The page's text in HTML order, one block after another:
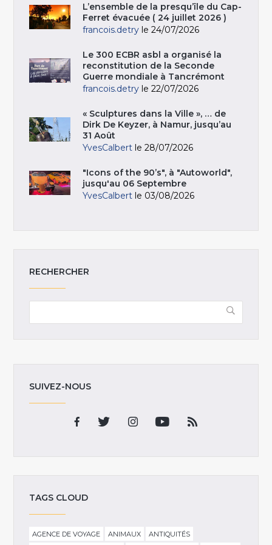
L’ensemble de la presqu’île du Cap-
Ferret évacuée ( 24 juillet 2026 )
francois.detry le 24/07/2026
Le 300 ECBR asbl a organisé la
reconstitution de la Seconde
Guerre mondiale à Tancrémont
francois.detry le 22/07/2026
« Sculptures dans la Ville », … de
Dirk De Keyzer, à Namur, jusqu’au
31 Août
YvesCalbert le 28/07/2026
"Icons of the 90’s", à "Autoworld",
jusqu'au 06 Septembre
YvesCalbert le 03/08/2026
RECHERCHER
SUIVEZ-NOUS
TAGS CLOUD
AGENCE DE VOYAGE ANIMAUX
ANTIQUITÉS